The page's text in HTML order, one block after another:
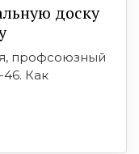
доску
профсоюзный
Как